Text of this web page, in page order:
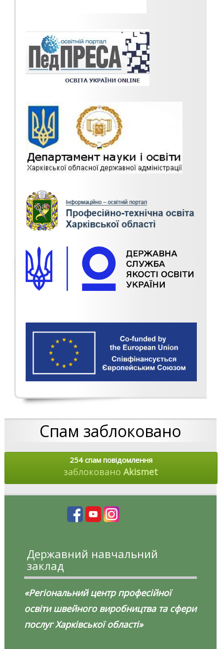
Спам заблоковано
254 спам повідомлення
заблокованоAkismet
Державний навчальний
заклад
«Регіональний центр професійної
освіти швейного виробництва та сфери
послуг Харківської області»